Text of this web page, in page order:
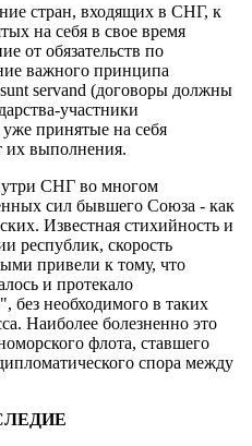
стран, входящих в СНГ, к
на себя в свое время
от обязательств по
важного принципа
servand (договоры должны
участники
принятые на себя
их выполнения.
СНГ во многом
сил бывшего Союза - как
Известная стихийность и
республик, скорость
привели к тому, что
и протекало
без необходимого в таких
Наиболее болезненно это
флота, ставшего
спора между